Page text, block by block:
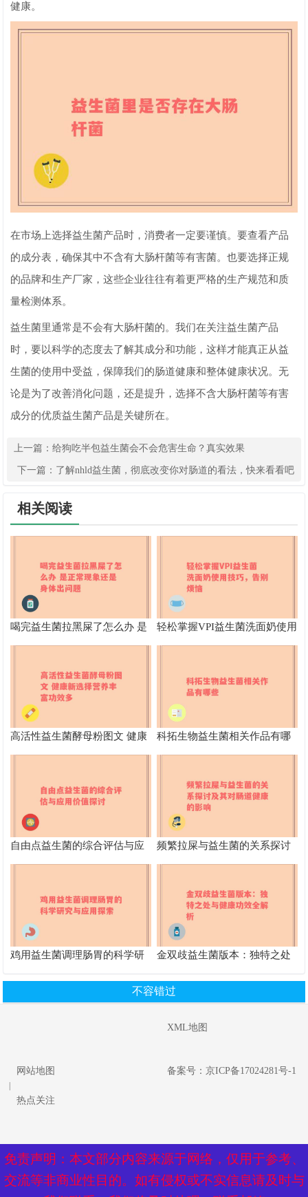
健康。
在市场上选择益生菌产品时，消费者一定要谨慎。要查看产品
的成分表，确保其中不含有大肠杆菌等有害菌。也要选择正规
的品牌和生产厂家，这些企业往往有着更严格的生产规范和质
量检测体系。
益生菌里通常是不会有大肠杆菌的。我们在关注益生菌产品
时，要以科学的态度去了解其成分和功能，这样才能真正从益
生菌的使用中受益，保障我们的肠道健康和整体健康状况。无
论是为了改善消化问题，还是提升，选择不含大肠杆菌等有害
成分的优质益生菌产品是关键所在。
上一篇：给狗吃半包益生菌会不会危害生命？真实效果
下一篇： 了解nhld益生菌，彻底改变你对肠道的看法，快来看看吧
相关阅读
喝完益生菌拉黑屎了怎么办 是
正常现象还是身体出问题
轻松掌握VPI益生菌洗面奶使用
技巧，告别烦恼
高活性益生菌酵母粉图文 健康
新选择营养丰富功效多
科拓生物益生菌相关作品有哪
些
自由点益生菌的综合评估与应
用价值探讨
频繁拉屎与益生菌的关系探讨
及其对肠道健康的影响
鸡用益生菌调理肠胃的科学研
金双歧益生菌版本：独特之处
免责声明：本文部分内容来源于网络，仅用于参考、
交流等非商业性目的。如有侵权或不实信息请及时与
不容错过
XML地图
网站地图
热点关注
备案号：京ICP备17024281号-1
免责声明：本文部分内容来源于网络，仅用于参考、
交流等非商业性目的。如有侵权或不实信息请及时与